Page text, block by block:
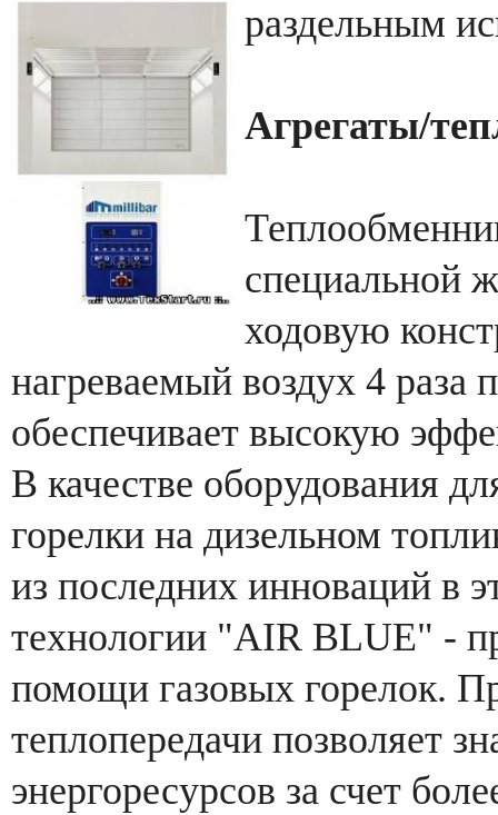
раздельным
Агрегаты/
специальной
ходовую
нагреваемый воздух 4 раза
обеспечивает высокую
В качестве оборудования
горелки на дизельном
из последних инноваций в
технологии "AIR BLUE" -
помощи газовых горелок.
теплопередачи позволяет
энергоресурсов за счет